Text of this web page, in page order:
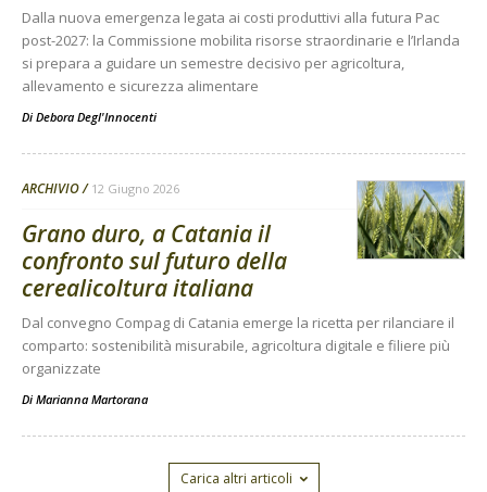
Dalla nuova emergenza legata ai costi produttivi alla futura Pac
post-2027: la Commissione mobilita risorse straordinarie e l’Irlanda
si prepara a guidare un semestre decisivo per agricoltura,
allevamento e sicurezza alimentare
Di Debora Degl'Innocenti
ARCHIVIO 12 Giugno 2026
Grano duro, a Catania il
confronto sul futuro della
cerealicoltura italiana
Dal convegno Compag di Catania emerge la ricetta per rilanciare il
comparto: sostenibilità misurabile, agricoltura digitale e filiere più
organizzate
Di Marianna Martorana
Carica altri articoli